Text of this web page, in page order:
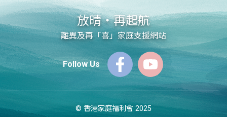
放晴‧再起航
離異及再「喜」家庭支援網站
Follow Us
© 香港家庭福利會 2025